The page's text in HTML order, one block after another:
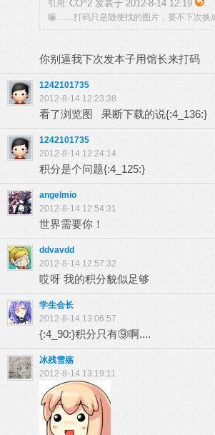
引用: CO^2 发表于 2012-8-14 12:19
嘛……打码只是随便找的图片，要不下次换
你别逼我下次发本子用馆长来打码
1242101735
2012-8-14 12:23:38
看了浏览图 果断下载的说{:4_136:}
1242101735
2012-8-14 12:24:14
积分是个问题{:4_125:}
angelmio
2012-8-14 12:54:31
世界需要你！
ddvavdd
2012-8-14 12:57:32
哎呀 我的积分貌似足够
学生会长
2012-8-14 13:06:57
{:4_90:}积分只有⑨啊....
冰残雪殇
2012-8-14 13:19:11